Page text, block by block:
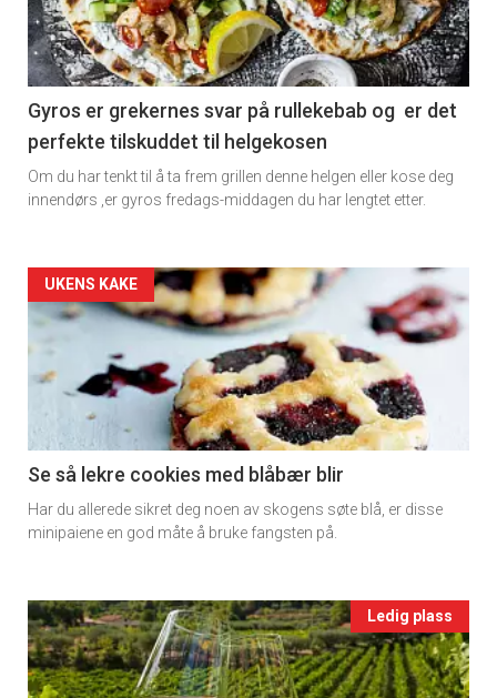
-
section
11
Dagens
rett
Gyros er grekernes svar på rullekebab og er det
perfekte tilskuddet til helgekosen
Om du har tenkt til å ta frem grillen denne helgen eller kose deg
innendørs ,er gyros fredags-middagen du har lengtet etter.
Artikler
detail
-
section
11
Ukens
UKENS KAKE
Se så lekre cookies med blåbær blir
Har du allerede sikret deg noen av skogens søte blå, er disse
minipaiene en god måte å bruke fangsten på.
Events
single
Ledig plass